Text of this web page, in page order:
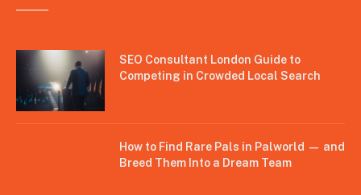
SEO Consultant London Guide to
Competing in Crowded Local Search
How to Find Rare Pals in Palworld — and
Breed Them Into a Dream Team